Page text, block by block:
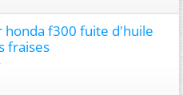
f300 fuite d'huile
fraises